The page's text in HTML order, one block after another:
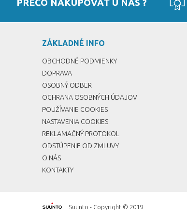
PREČO NAKUPOVAŤ U NÁS ?
ZÁKLADNÉ INFO
OBCHODNÉ PODMIENKY
DOPRAVA
OSOBNÝ ODBER
OCHRANA OSOBNÝCH ÚDAJOV
POUŽÍVANIE COOKIES
NASTAVENIA COOKIES
REKLAMAČNÝ PROTOKOL
ODSTÚPENIE OD ZMLUVY
O NÁS
KONTAKTY
Suunto - Copyright © 2019